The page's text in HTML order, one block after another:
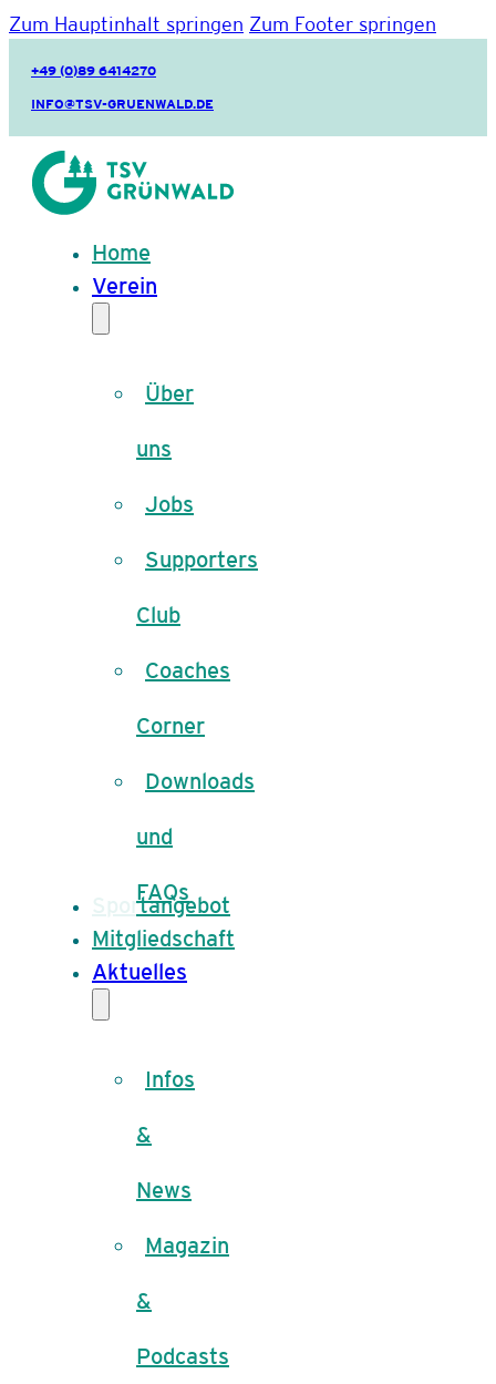
Zum Hauptinhalt springen Zum Footer springen
+49 (0)89 6414270
INFO@TSV-GRUENWALD.DE
Home
Verein
Über
uns
Jobs
Supporters
Club
Coaches
Corner
Downloads
und
FAQs
Sportangebot
Mitgliedschaft
Aktuelles
Infos
&
News
Magazin
&
Podcasts